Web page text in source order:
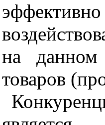
на данном
товаров